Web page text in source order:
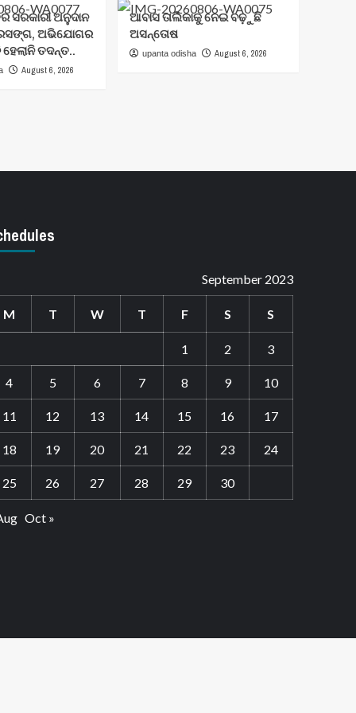
ସରକାରୀ ଅନୁଦାନ
ଅଭିଯୋଗର
ତଦନ୍ତ..
August 6, 2026
ଆବାସ ତାଲିକାକୁ ନେଇ ବଢ଼ୁଛି
ଅସନ୍ତୋଷ
upanta odisha August 6, 2026
September 2023
M T W T F S S
1 2 3
4 5 6 7 8 9 10
11 12 13 14 15 16 17
18 19 20 21 22 23 24
25 26 27 28 29 30
Oct »